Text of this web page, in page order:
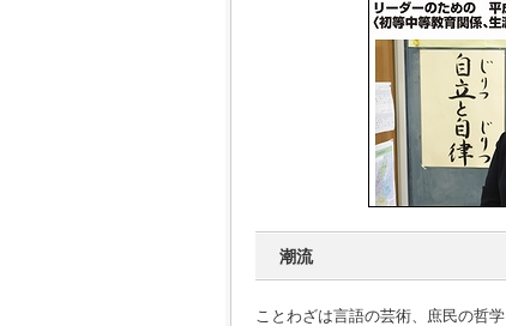
潮流
ことわざは言語の芸術、庶民の哲学